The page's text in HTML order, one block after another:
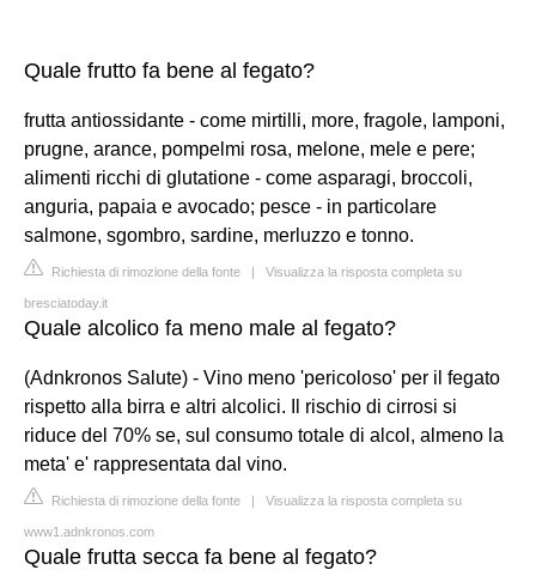
Quale frutto fa bene al fegato?
frutta antiossidante - come mirtilli, more, fragole, lamponi,
prugne, arance, pompelmi rosa, melone, mele e pere;
alimenti ricchi di glutatione - come asparagi, broccoli,
anguria, papaia e avocado; pesce - in particolare
salmone, sgombro, sardine, merluzzo e tonno.
Richiesta di rimozione della fonte | Visualizza la risposta completa su
bresciatoday.it
Quale alcolico fa meno male al fegato?
(Adnkronos Salute) - Vino meno 'pericoloso' per il fegato
rispetto alla birra e altri alcolici. Il rischio di cirrosi si
riduce del 70% se, sul consumo totale di alcol, almeno la
meta' e' rappresentata dal vino.
Richiesta di rimozione della fonte | Visualizza la risposta completa su
www1.adnkronos.com
Quale frutta secca fa bene al fegato?